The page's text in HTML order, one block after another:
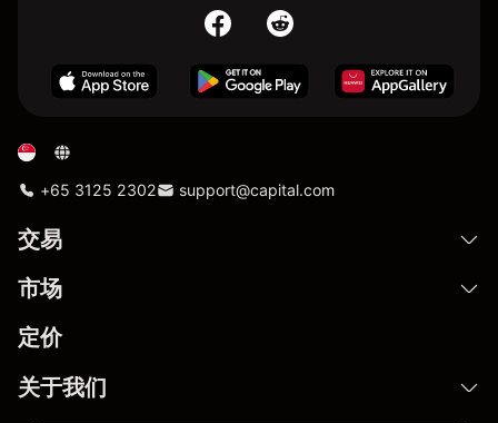
+65 3125 2302 support@capital.com
交易
市场
定价
关于我们